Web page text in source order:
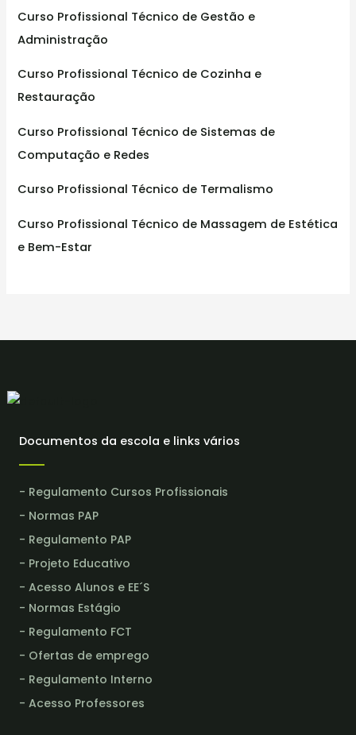
:Curso Profissional Técnico de Gestão e
Administração
Curso Profissional Técnico de Cozinha e
Restauração
Curso Profissional Técnico de Sistemas de
Computação e Redes
Curso Profissional Técnico de Termalismo
Curso Profissional Técnico de Massagem de Estética
e Bem-Estar
Documentos da escola e links vários
- Regulamento Cursos Profissionais
- Normas PAP
- Regulamento PAP
- Projeto Educativo
- Acesso Alunos e EE´S
- Normas Estágio
- Regulamento FCT
- Ofertas de emprego
- Regulamento Interno
- Acesso Professores